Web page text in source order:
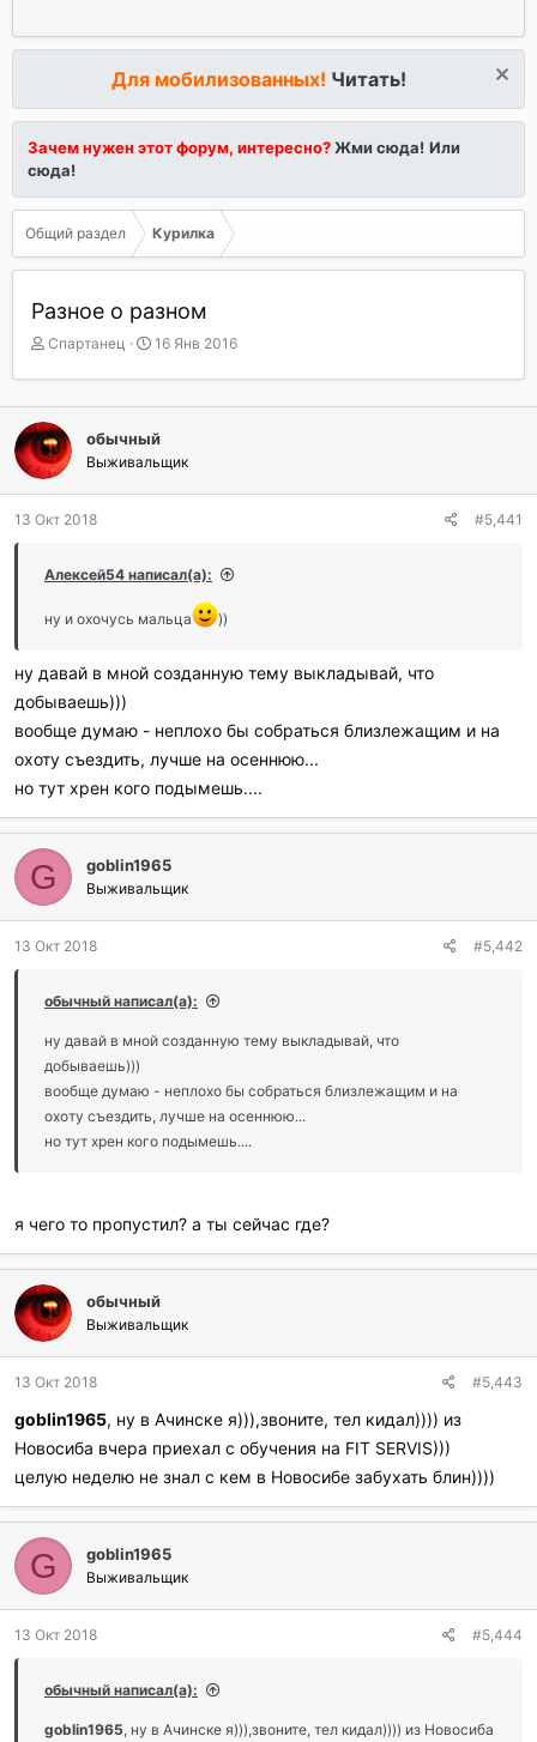
Для мобилизованных! Читать!
Зачем нужен этот форум, интересно?Жми сюда! Или
сюда!
Общий раздел Курилка
Разное о разном
А
т
о
р
т
е
м
ы
Спартанец
Д
т
а
н
а
ч
а
16 Янв 2016
обычный
Выживальщик
13 Окт 2018 #5,441
Алексей54 написал(а):
ну и охочусь мальца ))
ну давай в мной созданную тему выкладывай, что
добываешь)))
вообще думаю - неплохо бы собраться близлежащим и на
охоту съездить, лучше на осеннюю...
но тут хрен кого подымешь....
G goblin1965
Выживальщик
13 Окт 2018 #5,442
обычный написал(а):
ну давай в мной созданную тему выкладывай, что
добываешь)))
вообще думаю - неплохо бы собраться близлежащим и на
охоту съездить, лучше на осеннюю...
но тут хрен кого подымешь....
я чего то пропустил? а ты сейчас где?
обычный
Выживальщик
13 Окт 2018 #5,443
goblin1965, ну в Ачинске я))),звоните, тел кидал)))) из
Новосиба вчера приехал с обучения на FIT SERVIS)))
целую неделю не знал с кем в Новосибе забухать блин))))
G goblin1965
Выживальщик
13 Окт 2018 #5,444
обычный написал(а):
goblin1965, ну в Ачинске я))),звоните, тел кидал)))) из Новосиба